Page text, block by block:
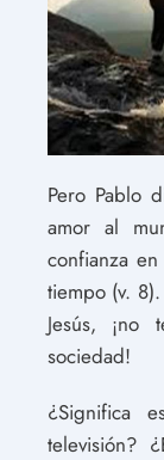
Pero Pablo
amor al
confianza
tiempo (v.
Jesús,
sociedad!
¿Significa
televisión?